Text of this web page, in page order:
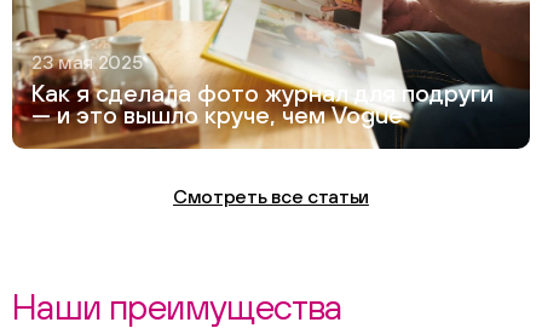
23 мая 2025
Как я сделала фото журнал для подруги
— и это вышло круче, чем Vogue
Смотреть все статьи
Наши преимущества